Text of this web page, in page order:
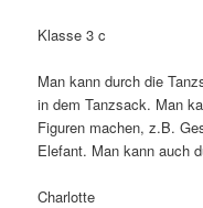
Klasse 3 c
Man kann durch die
in dem Tanzsack. Man
Figuren machen, z.B.
Elefant. Man kann auch
Charlotte